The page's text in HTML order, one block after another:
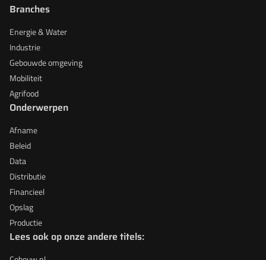
Branches
Energie & Water
Industrie
Gebouwde omgeving
Mobiliteit
Agrifood
Onderwerpen
Afname
Beleid
Data
Distributie
Financieel
Opslag
Productie
Lees ook op onze andere titels: